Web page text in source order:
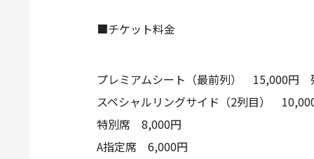
■チケット料金
プレミアムシート（最前列） 15,000円
スペシャルリングサイド（2列目）
特別席 8,000円
A指定席 6,000円